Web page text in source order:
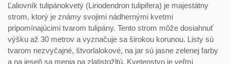
Ľaliovník tulipánokvetý (Liriodendron tulipifera) je majestátny
strom, ktorý je známy svojimi nádhernými kvetmi
pripomínajúcimi tvarom tulipány. Tento strom môže dosiahnuť
výšku až 30 metrov a vyznačuje sa širokou korunou. Listy sú
tvarom nezvyčajné, štvorlalokové, na jar sú jasne zelenej farby
a na jeseň sa menia na zlatistožltú. Kvetenstvo je veľmi